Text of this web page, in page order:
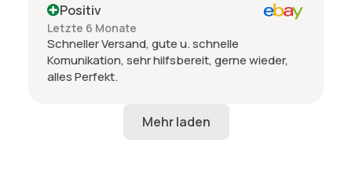
Positiv
Letzte 6 Monate
Schneller Versand, gute u. schnelle
Komunikation, sehr hilfsbereit, gerne wieder,
alles Perfekt.